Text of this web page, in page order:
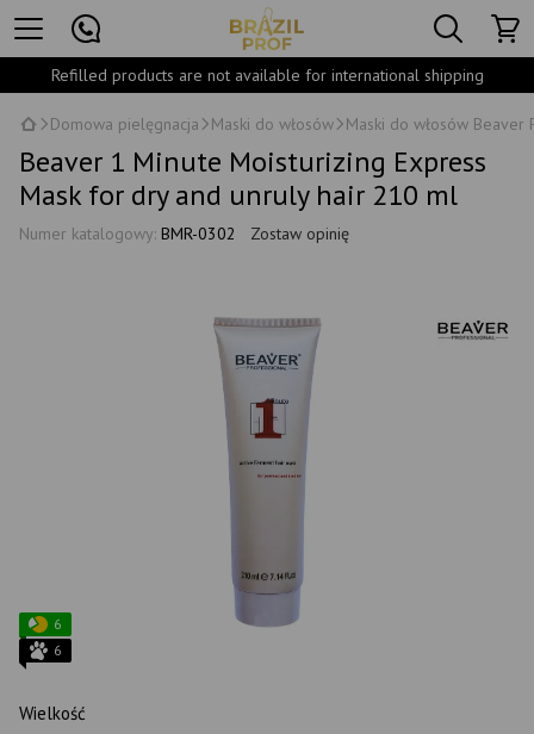
Refilled products are not available for international shipping
Domowa pielęgnacja Maski do włosów Maski do włosów Beaver
Beaver 1 Minute Moisturizing Express
Mask for dry and unruly hair 210 ml
Numer katalogowy: BMR-0302 Zostaw opinię
6
6
Wielkość